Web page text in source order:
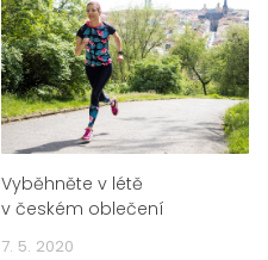
Vyběhněte v létě
v českém oblečení
7. 5. 2020